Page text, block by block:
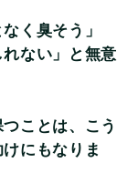
く臭そう」
れない」と無意
ことは、こう
にもなりま